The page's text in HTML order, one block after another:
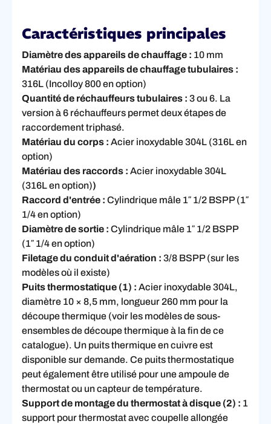
Caractéristiques principales
Diamètre des appareils de chauffage : 10 mm
Matériau des appareils de chauffage tubulaires :
316L (Incolloy 800 en option)
Quantité de réchauffeurs tubulaires : 3 ou 6. La
version à 6 réchauffeurs permet deux étapes de
raccordement triphasé.
Matériau du corps : Acier inoxydable 304L (316L en
option)
Matériau des raccords : Acier inoxydable 304L
(316L en option))
Raccord d'entrée : Cylindrique mâle 1″ 1/2 BSPP (1″
1/4 en option)
Diamètre de sortie : Cylindrique mâle 1″ 1/2 BSPP
(1″ 1/4 en option)
Filetage du conduit d'aération : 3/8 BSPP (sur les
modèles où il existe)
Puits thermostatique (1) : Acier inoxydable 304L,
diamètre 10 × 8,5 mm, longueur 260 mm pour la
découpe thermique (voir les modèles de sous-
ensembles de découpe thermique à la fin de ce
catalogue). Un puits thermique en cuivre est
disponible sur demande. Ce puits thermostatique
peut également être utilisé pour une ampoule de
thermostat ou un capteur de température.
Support de montage du thermostat à disque (2) : 1
support pour thermostat avec coupelle allongée